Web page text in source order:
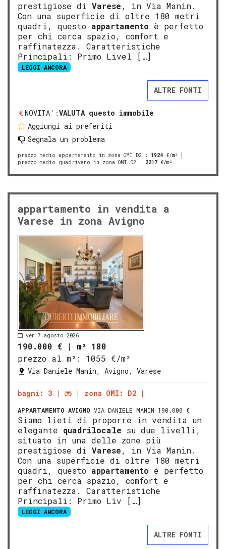
prestigiose di Varese, in Via Manin.
Con una superficie di oltre 180 metri
quadri, questo appartamento è perfetto
per chi cerca spazio, comfort e
raffinatezza. Caratteristiche
Principali: Primo Livel […]
LEGGI ANCORA
ALTRE FONTI
NOVITA':VALUTA questo immobile
Aggiungi ai preferiti
Segnala un problema
prezzo medio appartamento in zona OMI D2 : 1924 €/m²
prezzo medio quadrivano in zona OMI D2 : 2217 €/m²
appartamento in vendita a
Varese in zona Avigno
ven 7 agosto 2026
190.000 € | m² 180
prezzo al m²:
1055 €/m²
Via Daniele Manin, Avigno, Varese
bagni: 3 zona OMI: D2
APPARTAMENTO AVIGNO VIA DANIELE MANIN 190.000 €
Siamo lieti di proporre in vendita un
elegante quadrilocale su due livelli,
situato in una delle zone più
prestigiose di Varese, in Via Manin.
Con una superficie di oltre 180 metri
quadri, questo appartamento è perfetto
per chi cerca spazio, comfort e
raffinatezza. Caratteristiche
Principali: Primo Liv […]
LEGGI ANCORA
ALTRE FONTI